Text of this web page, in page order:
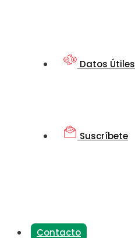
Datos Útiles
Suscríbete
Contacto